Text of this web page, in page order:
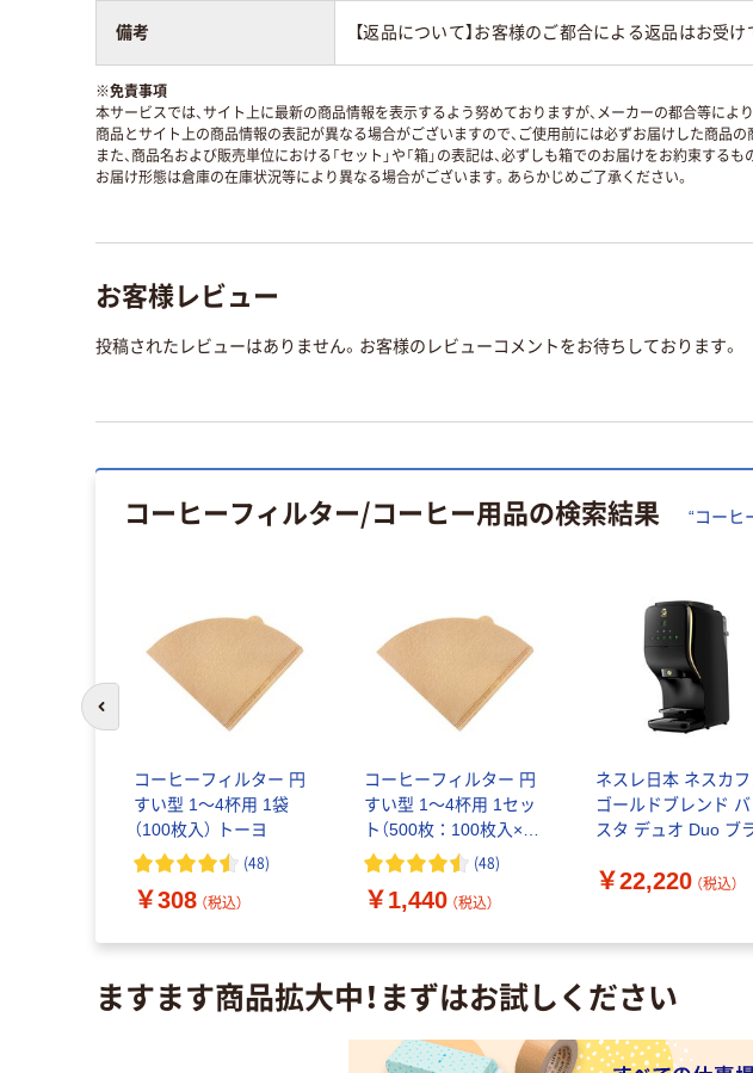
備考 【返品について】お客様のご都合による返品はお受け
※免責事項
本サービスでは、サイト上に最新の商品情報を表示するよう努めておりますが、メーカーの都合等により
商品とサイト上の商品情報の表記が異なる場合がございますので、ご使用前には必ずお届けした商品
また、商品名および販売単位における「セット」や「箱」の表記は、必ずしも箱でのお届けをお約束するも
お届け形態は倉庫の在庫状況等により異なる場合がございます。あらかじめご了承ください。
お客様レビュー
投稿されたレビューはありません。お客様のレビューコメントをお待ちしております。
コーヒーフィルター/コーヒー用品の検索結果 “コーヒ
コーヒーフィルター 円
すい型 1～4杯用 1袋
（100枚入） トーヨ
(48)
￥308 （税込）
コーヒーフィルター 円
すい型 1～4杯用 1セッ
ト（500枚：100枚入×5
袋） トーヨ
(48)
￥1,440 （税込）
ネスレ日本 ネスカフ
ゴールドブレンド バ
スタ デュオ Duo ブ
￥22,220 （税込）
ますます商品拡大中！まずはお試しください